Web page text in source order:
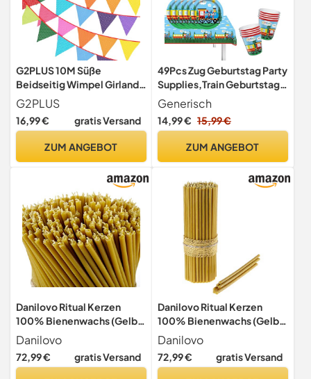
G2PLUS 10M Süße
Beidseitig Wimpel Girlande
Stoff: Orange
G2PLUS
16,99 € gratis Versand
ZUM ANGEBOT
49Pcs Zug Geburtstag Party
Supplies,Train Geburtstag
Party Geschirr, Zug
Partygeschirr Train
Set,Teller Train
Auto Pappteller Becher
Generisch
14,99 € 15,99 €
ZUM ANGEBOT
Danilovo Ritual Kerzen
100% Bienenwachs (Gelb)
- Orthodoxe Kerzen für
Gebet Tischdeko Hochzeit
- Ungiftig, Ruß - Tropffrei,
Danilovo
72,99 € gratis Versand
Danilovo Ritual Kerzen
100% Bienenwachs (Gelb)
- Orthodoxe Kerzen für
Gebet Tischdeko Hochzeit
- Ungiftig, Ruß - Tropffrei,
Danilovo
72,99 € gratis Versand